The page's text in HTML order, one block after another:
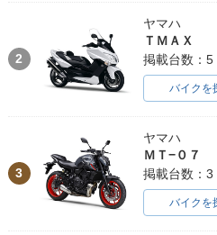
2
ヤマハ
ＴＭＡＸ
掲載台数：5
バイクを
3
ヤマハ
ＭＴ−０７
掲載台数：3
バイクを